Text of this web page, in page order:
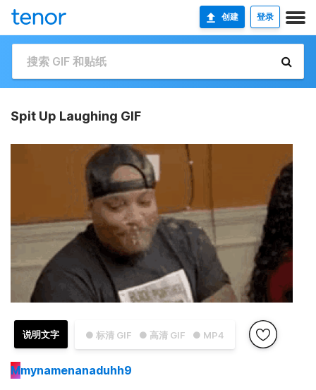
创建 登录
Spit Up Laughing GIF
● 标清 GIF ● 高清 GIF ● MP4
说明文字
Mmynamenanaduhh9